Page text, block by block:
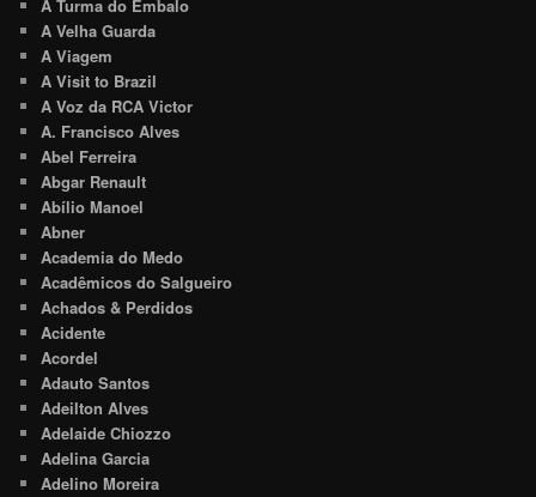
A Turma do Embalo
A Velha Guarda
A Viagem
A Visit to Brazil
A Voz da RCA Victor
A. Francisco Alves
Abel Ferreira
Abgar Renault
Abílio Manoel
Abner
Academia do Medo
Acadêmicos do Salgueiro
Achados & Perdidos
Acidente
Acordel
Adauto Santos
Adeilton Alves
Adelaide Chiozzo
Adelina Garcia
Adelino Moreira